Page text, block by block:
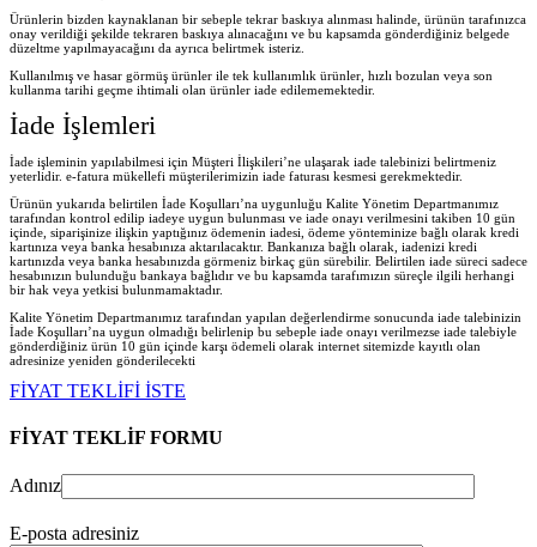
Ürünlerin bizden kaynaklanan bir sebeple tekrar baskıya alınması halinde, ürünün tarafınızca
onay verildiği şekilde tekraren baskıya alınacağını ve bu kapsamda gönderdiğiniz belgede
düzeltme yapılmayacağını da ayrıca belirtmek isteriz.
Kullanılmış ve hasar görmüş ürünler ile tek kullanımlık ürünler, hızlı bozulan veya son
kullanma tarihi geçme ihtimali olan ürünler iade edilememektedir.
İade İşlemleri
İade işleminin yapılabilmesi için Müşteri İlişkileri’ne ulaşarak iade talebinizi belirtmeniz
yeterlidir. e-fatura mükellefi müşterilerimizin iade faturası kesmesi gerekmektedir.
Ürünün yukarıda belirtilen İade Koşulları’na uygunluğu Kalite Yönetim Departmanımız
tarafından kontrol edilip iadeye uygun bulunması ve iade onayı verilmesini takiben 10 gün
içinde, siparişinize ilişkin yaptığınız ödemenin iadesi, ödeme yönteminize bağlı olarak kredi
kartınıza veya banka hesabınıza aktarılacaktır. Bankanıza bağlı olarak, iadenizi kredi
kartınızda veya banka hesabınızda görmeniz birkaç gün sürebilir. Belirtilen iade süreci sadece
hesabınızın bulunduğu bankaya bağlıdır ve bu kapsamda tarafımızın süreçle ilgili herhangi
bir hak veya yetkisi bulunmamaktadır.
Kalite Yönetim Departmanımız tarafından yapılan değerlendirme sonucunda iade talebinizin
İade Koşulları’na uygun olmadığı belirlenip bu sebeple iade onayı verilmezse iade talebiyle
gönderdiğiniz ürün 10 gün içinde karşı ödemeli olarak internet sitemizde kayıtlı olan
adresinize yeniden gönderilecekti
FİYAT TEKLİFİ İSTE
FİYAT TEKLİF FORMU
Adınız
E-posta adresiniz